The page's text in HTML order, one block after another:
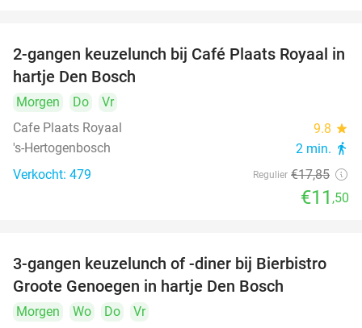
36%
2-gangen keuzelunch bij Café Plaats Royaal in
hartje Den Bosch
Morgen Do
Vr
Cafe Plaats Royaal
9.8 star
's-Hertogenbosch 2 min. directions_walk
Verkocht: 479 Regulier €17,85
€11 ,50
41%
3-gangen keuzelunch of -diner bij Bierbistro
Groote Genoegen in hartje Den Bosch
Morgen Wo Do
Vr